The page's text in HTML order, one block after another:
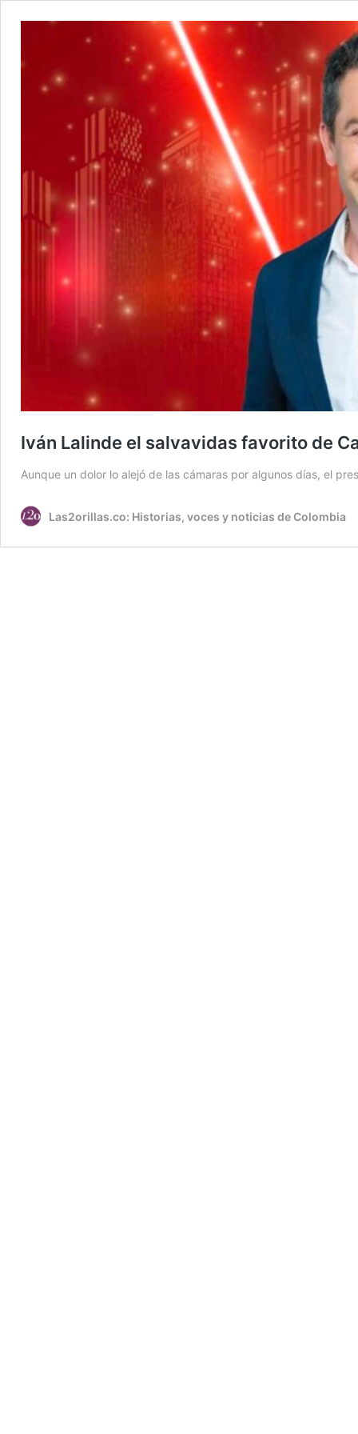
Iván Lalinde el salvavidas favorito de
Aunque un dolor lo alejó de las cámaras por algunos días, el
Las2orillas.co: Historias, voces y noticias de Colombia